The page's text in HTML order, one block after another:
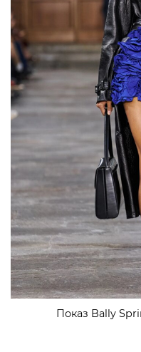
Показ Bally